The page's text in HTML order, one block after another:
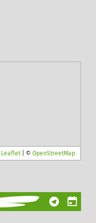
Leaflet © OpenStreetMap